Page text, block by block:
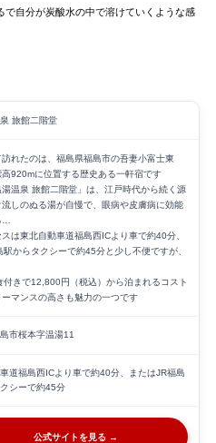
自分が炭酸水の中で溶けていくような感
旅館二階堂
訪れたのは、福島県福島市の吾妻小富士東
高920mに位置する歴史ある一軒宿です
湯温泉 旅館二階堂」は、江戸時代から続く源
流しのぬる湯が自慢で、眼病や皮膚病に効能
…
スは東北自動車道福島西ICより車で約40分、
駅からタクシーで約45分と少し不便ですが、
付きで12,800円（税込）から泊まれるコスト
ーマンスの高さも魅力の一つです
市桜本字温湯11
道福島西ICより車で約40分、またはJR福島
シーで約45分
公式サイトを見る →